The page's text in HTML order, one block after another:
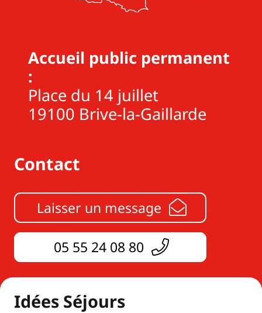
Accueil public permanent
:
Place du 14 juillet
19100 Brive-la-Gaillarde
Contact
Laisser un message
05 55 24 08 80
Idées Séjours